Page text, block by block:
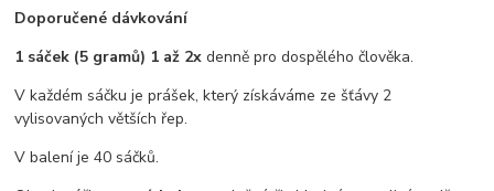
Doporučené dávkování
1 sáček (5 gramů) 1 až 2xdenně pro dospělého člověka.
V každém sáčku je prášek, který získáváme ze šťávy 2
vylisovaných větších řep.
V balení je 40 sáčků.